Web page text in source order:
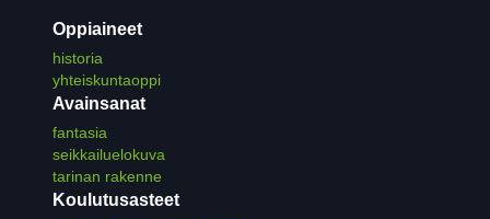
Oppiaineet
historia
yhteiskuntaoppi
Avainsanat
fantasia
seikkailuelokuva
tarinan rakenne
Koulutusasteet